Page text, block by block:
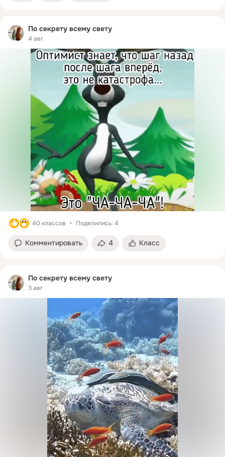
По секрету всему свету
4 авг
40 классов Поделились: 4
Комментировать 4 Класс
По секрету всему свету
3 авг